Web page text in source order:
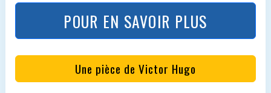
POUR EN SAVOIR PLUS
Une pièce de Victor Hugo